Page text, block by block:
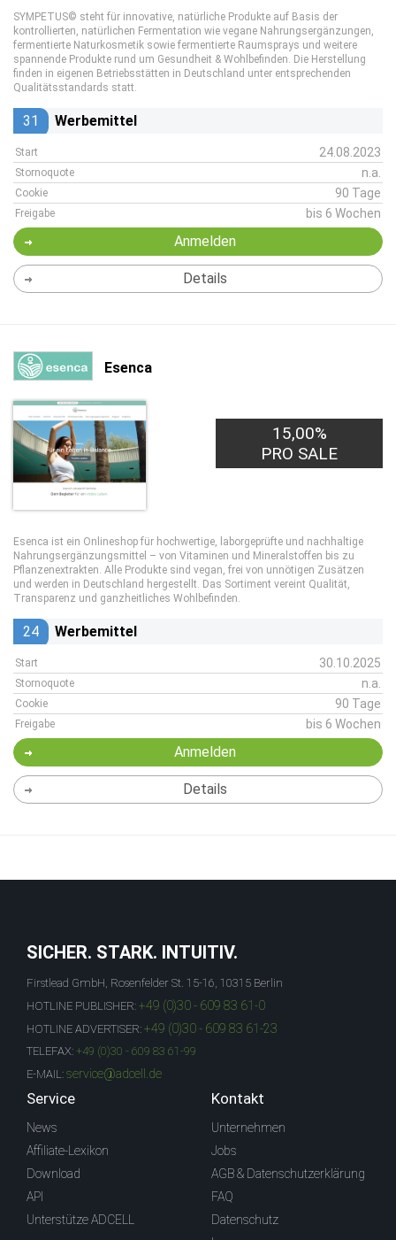
SYMPETUS© steht für innovative, natürliche Produkte auf Basis der
kontrollierten, natürlichen Fermentation wie vegane Nahrungsergänzungen,
fermentierte Naturkosmetik sowie fermentierte Raumsprays und weitere
spannende Produkte rund um Gesundheit & Wohlbefinden. Die Herstellung
finden in eigenen Betriebsstätten in Deutschland unter entsprechenden
Qualitätsstandards statt.
31 Werbemittel
Start 24.08.2023
Stornoquote n.a.
Cookie 90 Tage
Freigabe bis 6 Wochen
Anmelden
Details
Esenca
15,00%
PRO SALE
Esenca ist ein Onlineshop für hochwertige, laborgeprüfte und nachhaltige
Nahrungsergänzungsmittel – von Vitaminen und Mineralstoffen bis zu
Pflanzenextrakten. Alle Produkte sind vegan, frei von unnötigen Zusätzen
und werden in Deutschland hergestellt. Das Sortiment vereint Qualität,
Transparenz und ganzheitliches Wohlbefinden.
24 Werbemittel
Start 30.10.2025
Stornoquote n.a.
Cookie 90 Tage
Freigabe bis 6 Wochen
Anmelden
Details
SICHER. STARK. INTUITIV.
Firstlead GmbH, Rosenfelder St. 15-16, 10315 Berlin
HOTLINE PUBLISHER: +49 (0)30 - 609 83 61-0
HOTLINE ADVERTISER: +49 (0)30 - 609 83 61-23
TELEFAX: +49 (0)30 - 609 83 61-99
E-MAIL: service@adcell.de
Service
News
Affiliate-Lexikon
Download
API
Unterstütze ADCELL
Kontakt
Unternehmen
Jobs
AGB & Datenschutzerklärung
FAQ
Datenschutz